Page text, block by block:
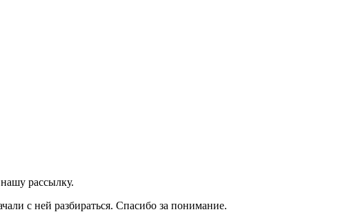
рассылку.
с ней разбираться. Спасибо за понимание.